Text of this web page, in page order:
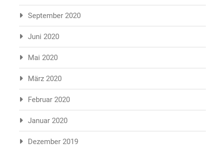
September 2020
Juni 2020
Mai 2020
März 2020
Februar 2020
Januar 2020
Dezember 2019